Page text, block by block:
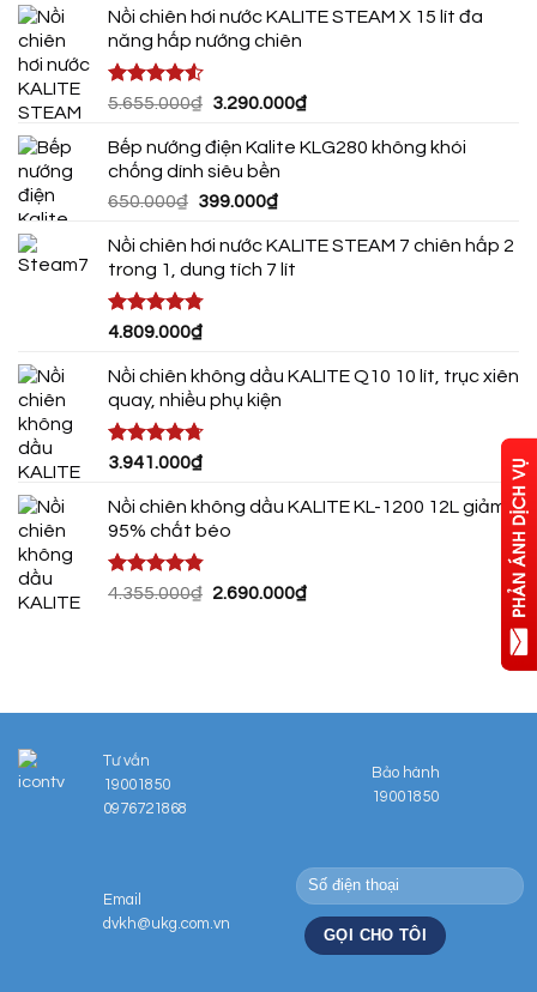
Nồi chiên hơi nước KALITE STEAM X 15 lít đa
năng hấp nướng chiên
Được xếp
5 sao
5.655.000₫ Giá
là:
5.655.000₫.
3.290.000₫Giá
tại
Bếp nướng điện Kalite KLG280 không khói
chống dính siêu bền
650.000₫ Giá
là:
650.000₫.
399.000₫Giá
tại
là:
Nồi chiên hơi nước KALITE STEAM 7 chiên hấp 2
trong 1, dung tích 7 lít
Được xếp
5 sao
4.809.000₫
Nồi chiên không dầu KALITE Q10 10 lít, trục xiên
quay, nhiều phụ kiện
Được xếp
5 sao
3.941.000₫
Nồi chiên không dầu KALITE KL-1200 12L giảm
95% chất béo
Được xếp
4.355.000₫ Giá
2.690.000₫Giá
Tư vấn
19001850
0976721868
Bảo hành
19001850
Email
dvkh@ukg.com.vn